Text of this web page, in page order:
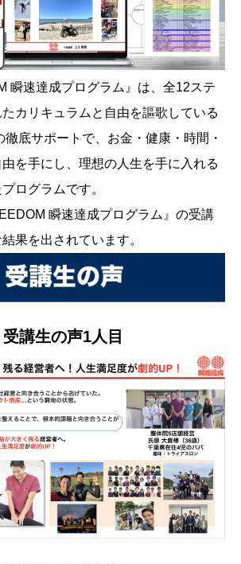
瞬速達成プログラム』は、全12ステ
カリキュラムと自由を謳歌している
底サポートで、お金・健康・時間・
を手にし、理想の人生を手に入れる
ログラムです。
瞬速達成プログラム』の受講
果を出されています。
受講生の声1人目